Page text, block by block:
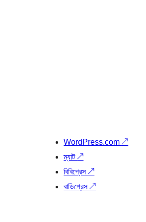
WordPress.com↗
ম্যাট↗
বিবিপ্রেস↗
বাডিপ্রেস↗